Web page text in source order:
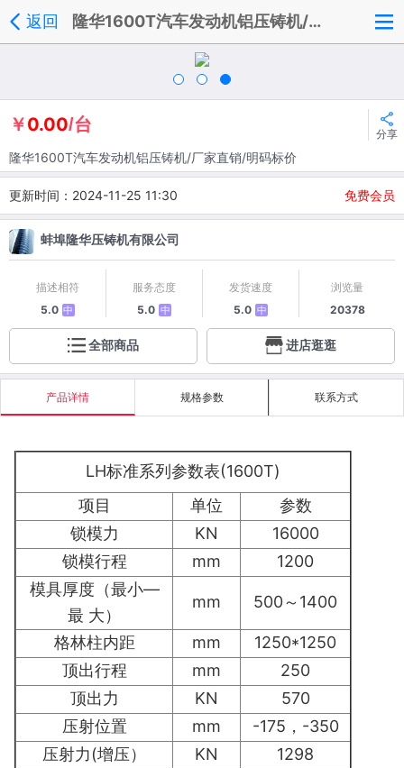
返回 隆华1600T汽车发动机铝压铸机/厂家直销/明码标价
￥0.00/台 分享
隆华1600T汽车发动机铝压铸机/厂家直销/明码标价
更新时间：2024-11-25 11:30 免费会员
蚌埠隆华压铸机有限公司
描述相符
5.0 中
服务态度
5.0 中
发货速度
5.0 中
浏览量
20378
全部商品 进店逛逛
产品详情 规格参数 联系方式
LH标准系列参数表(1600T)
项目
单位
参数
锁模力
KN
16000
锁模行程
mm
1200
模具厚度（最小—
最 大）
mm 500～1400
格林柱内距 mm
1250*1250
顶出行程
mm
250
顶出力
KN
570
压射位置
mm
-175，-350
压射力(增压）
KN
1298